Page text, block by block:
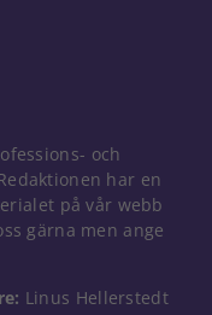
och
har en
på vår webb
gärna men ange
Linus Hellerstedt